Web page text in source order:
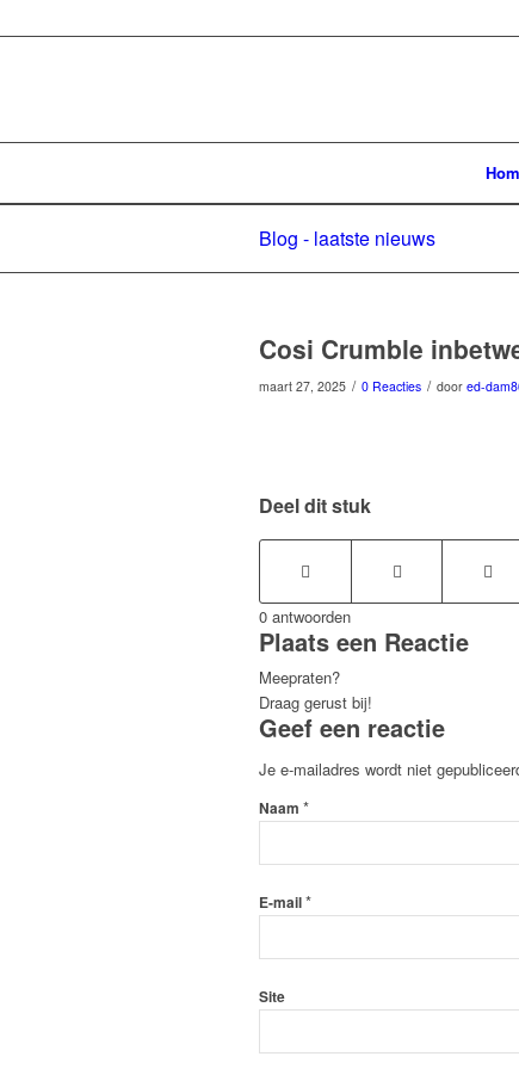
Blog - laatste nieuws
Cosi Crumble
maart 27, 2025 / 0 Reacties / door ed-
Deel dit stuk
0 antwoorden
Plaats een Reactie
Meepraten?
Draag gerust bij!
Geef een reactie
Je e-mailadres wordt niet
Naam *
E-mail*
Site